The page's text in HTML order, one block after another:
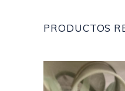
PRODUCTOS